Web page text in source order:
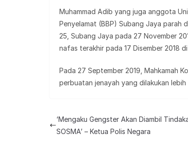
Muhammad Adib yang juga anggota
Penyelamat (BBP) Subang Jaya parah
25, Subang Jaya pada 27 November
nafas terakhir pada 17 Disember 2018
Pada 27 September 2019, Mahkamah
perbuatan jenayah yang dilakukan
‘Mengaku Gengster Akan Diambil
SOSMA’ – Ketua Polis Negara